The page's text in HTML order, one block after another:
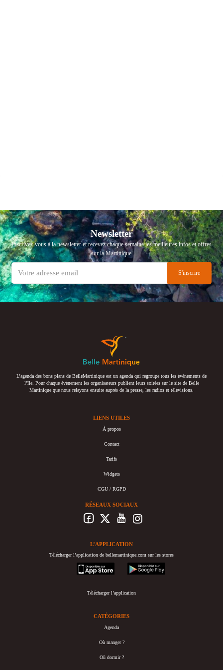
Newsletter
Inscrivez-vous à la newsletter et recevez chaque semaine les meilleures infos et offres
sur la Martinique
L’agenda des bons plans de BelleMartinique est un agenda qui regroupe tous les événements de
l’île. Pour chaque événement les organisateurs publient leurs soirées sur le site de Belle
Martinique que nous relayons ensuite auprès de la presse, les radios et télévisions.
LIENS UTILES
À propos
Contact
Tarifs
Widgets
CGU / RGPD
RÉSEAUX SOCIAUX
L’APPLICATION
Télécharger l’application de bellemartinique.com sur les stores
appstore
googleplay
Télécharger l’application
CATÉGORIES
Agenda
Où manger ?
Où dormir ?